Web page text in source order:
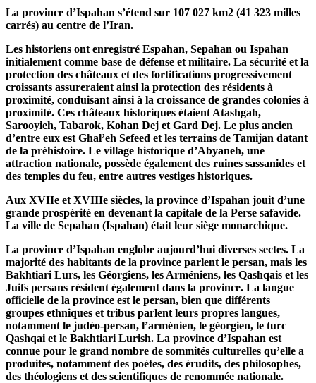
La province d’Ispahan s’étend sur 107 027 km2 (41 323 milles
carrés) au centre de l’Iran.
Les historiens ont enregistré Espahan, Sepahan ou Ispahan
initialement comme base de défense et militaire. La sécurité et la
protection des châteaux et des fortifications progressivement
croissants assureraient ainsi la protection des résidents à
proximité, conduisant ainsi à la croissance de grandes colonies à
proximité. Ces châteaux historiques étaient Atashgah,
Sarooyieh, Tabarok, Kohan Dej et Gard Dej. Le plus ancien
d’entre eux est Ghal’eh Sefeed et les terrains de Tamijan datant
de la préhistoire. Le village historique d’Abyaneh, une
attraction nationale, possède également des ruines sassanides et
des temples du feu, entre autres vestiges historiques.
Aux XVIIe et XVIIIe siècles, la province d’Ispahan jouit d’une
grande prospérité en devenant la capitale de la Perse safavide.
La ville de Sepahan (Ispahan) était leur siège monarchique.
La province d’Ispahan englobe aujourd’hui diverses sectes. La
majorité des habitants de la province parlent le persan, mais les
Bakhtiari Lurs, les Géorgiens, les Arméniens, les Qashqais et les
Juifs persans résident également dans la province. La langue
officielle de la province est le persan, bien que différents
groupes ethniques et tribus parlent leurs propres langues,
notamment le judéo-persan, l’arménien, le géorgien, le turc
Qashqai et le Bakhtiari Lurish. La province d’Ispahan est
connue pour le grand nombre de sommités culturelles qu’elle a
produites, notamment des poètes, des érudits, des philosophes,
des théologiens et des scientifiques de renommée nationale.